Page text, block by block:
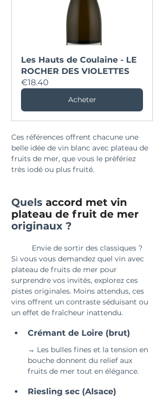
Les Hauts de Coulaine - LE
ROCHER DES VIOLETTES
€18.40
Acheter
Ces références offrent chacune une
belle idée de vin blanc avec plateau de
fruits de mer, que vous le préfériez
très iodé ou plus fruité.
Quels accord met vin
plateau de fruit de mer
originaux ?
Si vous vous demandez quel vin avec
plateau de fruits de mer pour
surprendre vos invités, explorez ces
pistes originales. Moins attendus, ces
vins offrent un contraste séduisant ou
un effet de fraîcheur inattendu.
Crémant de Loire (brut)
→ Les bulles fines et la tension en
bouche donnent du relief aux
fruits de mer tout en élégance.
Riesling sec (Alsace)